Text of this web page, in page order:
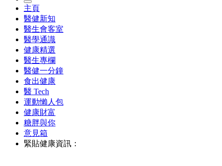
主頁
醫健新知
醫生會客室
醫學通識
健康精選
醫生專欄
醫健一分鐘
食出健康
醫 Tech
運動懶人包
健康財富
糖胖與你
意見箱
緊貼健康資訊：